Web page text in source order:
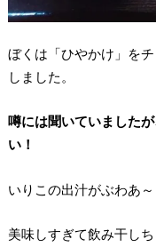
ぼくは「ひやかけ」を
しました。
噂には聞いていました
い！
いりこの出汁がぶわあ
美味しすぎて飲み干し